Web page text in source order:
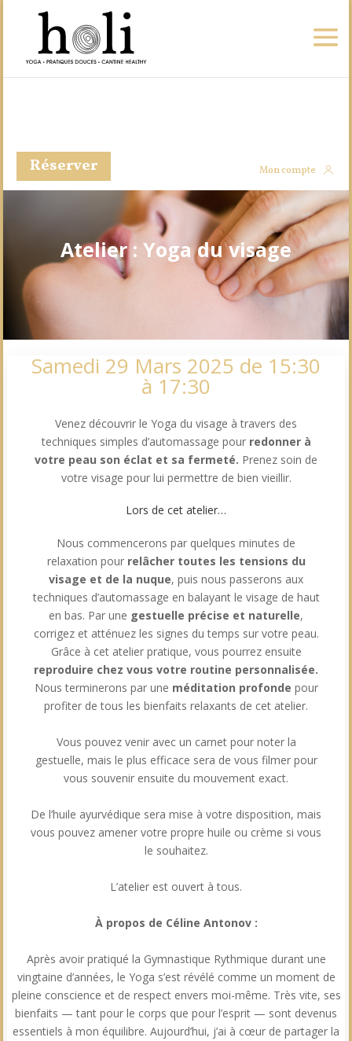
Réserver Mon compte
Atelier : Yoga du visage
Samedi 29 Mars 2025 de 15:30
à 17:30
Venez découvrir le Yoga du visage à travers des
techniques simples d’automassage pour redonner à
votre peau son éclat et sa fermeté. Prenez soin de
votre visage pour lui permettre de bien vieillir.
Lors de cet atelier…
Nous commencerons par quelques minutes de
relaxation pour relâcher toutes les tensions du
visage et de la nuque, puis nous passerons aux
techniques d’automassage en balayant le visage de haut
en bas. Par une gestuelle précise et naturelle,
corrigez et atténuez les signes du temps sur votre peau.
Grâce à cet atelier pratique, vous pourrez ensuite
reproduire chez vous votre routine personnalisée.
Nous terminerons par une méditation profonde pour
profiter de tous les bienfaits relaxants de cet atelier.
Vous pouvez venir avec un carnet pour noter la
gestuelle, mais le plus efficace sera de vous filmer pour
vous souvenir ensuite du mouvement exact.
De l’huile ayurvédique sera mise à votre disposition, mais
vous pouvez amener votre propre huile ou crème si vous
le souhaitez.
L’atelier est ouvert à tous.
À propos de Céline Antonov :
Après avoir pratiqué la Gymnastique Rythmique durant une
vingtaine d’années, le Yoga s’est révélé comme un moment de
pleine conscience et de respect envers moi-même. Très vite, ses
bienfaits — tant pour le corps que pour l’esprit — sont devenus
essentiels à mon équilibre. Aujourd’hui, j’ai à cœur de partager la